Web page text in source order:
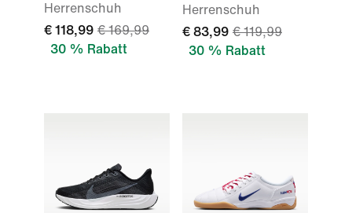
Herrenschuh
€ 118,99 € 169,99
30 % Rabatt
Herrenschuh
€ 83,99 € 119,99
30 % Rabatt